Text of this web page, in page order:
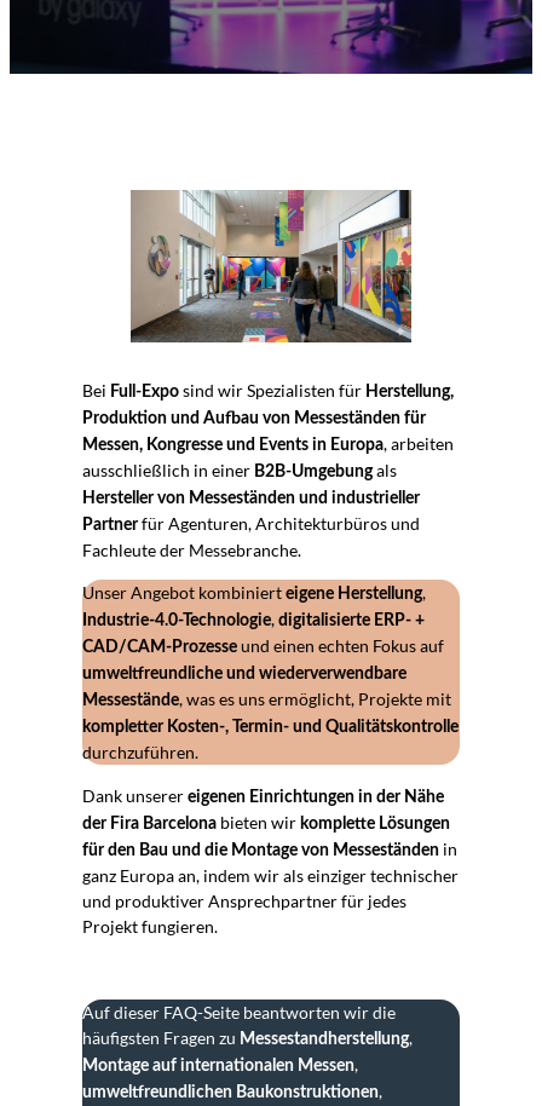
Bei Full-Expo sind wir Spezialisten für Herstellung,
Produktion und Aufbau von Messeständen für
Messen, Kongresse und Events in Europa, arbeiten
ausschließlich in einer B2B-Umgebungals
Hersteller von Messeständen und industrieller
Partnerfür Agenturen, Architekturbüros und
Fachleute der Messebranche.
Unser Angebot kombiniert eigene Herstellung,
Industrie-4.0-Technologie, digitalisierte ERP- +
CAD/CAM-Prozesse und einen echten Fokus auf
umweltfreundliche und wiederverwendbare
Messestände, was es uns ermöglicht, Projekte mit
kompletter Kosten-, Termin- und Qualitätskontrolle
durchzuführen.
Dank unserer eigenen Einrichtungen in der Nähe
der Fira Barcelona bieten wir komplette Lösungen
für den Bau und die Montage von Messeständen in
ganz Europa an, indem wir als einziger technischer
und produktiver Ansprechpartner für jedes
Projekt fungieren.
Auf dieser FAQ-Seite beantworten wir die
häufigsten Fragen zu Messestandherstellung,
Montage auf internationalen Messen,
umweltfreundlichen Baukonstruktionen,